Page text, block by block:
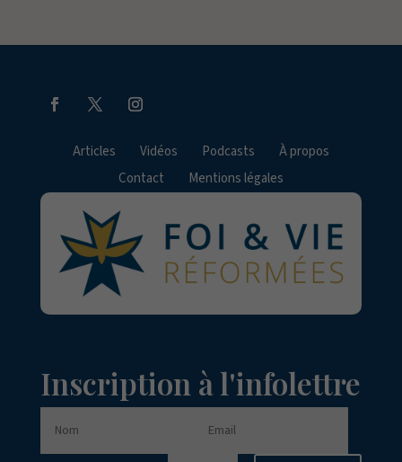
Articles Vidéos Podcasts
À propos
Contact
Mentions légales
Inscription à l'infolettre